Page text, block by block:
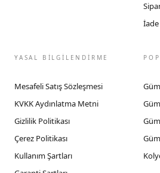
YASAL BİLGİLENDİRME
Mesafeli Satış Sözleşmesi
KVKK Aydınlatma Metni
Gizlilik Politikası
Çerez Politikası
Kullanım Şartları